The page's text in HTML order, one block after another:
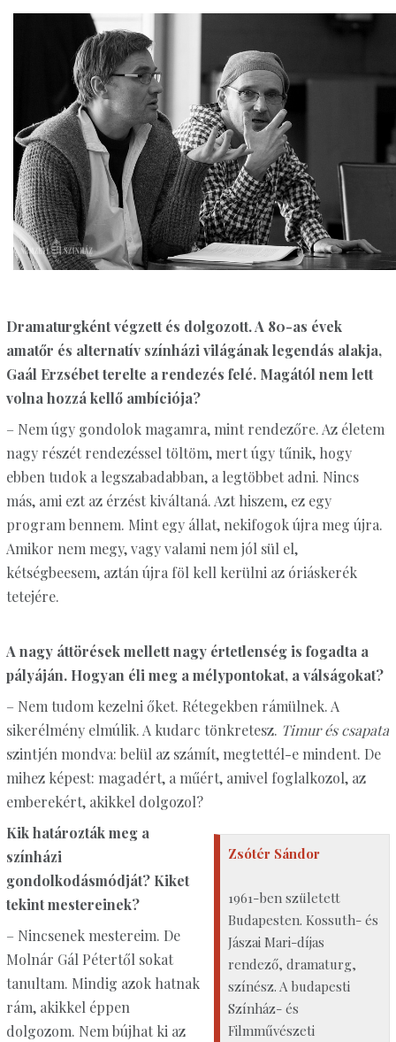
Dramaturgként végzett és dolgozott. A 80-as évek
amatőr és alternatív színházi világának legendás alakja,
Gaál Erzsébet terelte a rendezés felé. Magától nem lett
volna hozzá kellő ambíciója?
– Nem úgy gondolok magamra, mint rendezőre. Az életem
nagy részét rendezéssel töltöm, mert úgy tűnik, hogy
ebben tudok a legszabadabban, a legtöbbet adni. Nincs
más, ami ezt az érzést kiváltaná. Azt hiszem, ez egy
program bennem. Mint egy állat, nekifogok újra meg újra.
Amikor nem megy, vagy valami nem jól sül el,
kétségbeesem, aztán újra föl kell kerülni az óriáskerék
tetejére.
A nagy áttörések mellett nagy értetlenség is fogadta a
pályáján. Hogyan éli meg a mélypontokat, a válságokat?
– Nem tudom kezelni őket. Rétegekben rámülnek. A
sikerélmény elmúlik. A kudarc tönkretesz. Timur és csapata
szintjén mondva: belül az számít, megtettél-e mindent. De
mihez képest: magadért, a műért, amivel foglalkozol, az
emberekért, akikkel dolgozol?
Zsótér Sándor
1961-ben született
Budapesten. Kossuth- és
Jászai Mari-díjas
rendező, dramaturg,
színész. A budapesti
Színház- és
Filmművészeti
Kik határozták meg a
színházi
gondolkodásmódját? Kiket
tekint mestereinek?
– Nincsenek mestereim. De
Molnár Gál Pétertől sokat
tanultam. Mindig azok hatnak
rám, akikkel éppen
dolgozom. Nem bújhat ki az